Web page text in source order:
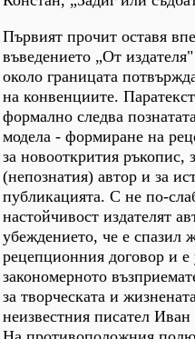
Първият прочит оставя
въведението „От
около границата
на конвенциите.
формално следва
модела - формиране на
за новооткрития ръкопис,
(непознатия) автор и за
публикацията. С не по-
настойчивост издателят
убеждението, че е спазил
рецепционния договор и е
закономерното
за творческата и
неизвестния писател